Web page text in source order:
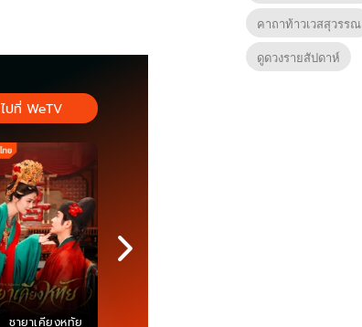
ชายาเคียงหทัย
ไปที่ WeTV
คาถาท้าวเวสสุวรรณ
ดูดวงรายสัปดาห์